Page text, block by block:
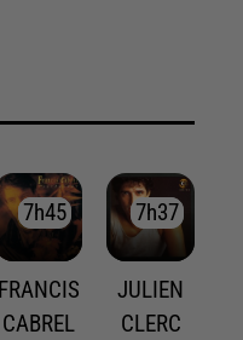
7h45
7h45
FRANCIS
CABREL
7h37
7h37
JULIEN
CLERC